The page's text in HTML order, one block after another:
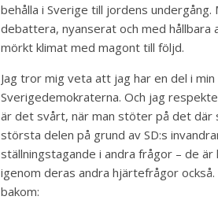
behålla i Sverige till jordens
debattera, nyanserat och med hållbara
mörkt klimat med magont till följd.
Jag tror mig veta att jag har en del i
Sverigedemokraterna. Och jag
är det svårt, när man stöter på det
största delen på grund av SD:s
ställningstagande i andra frågor – de är
igenom deras andra hjärtefrågor
bakom: